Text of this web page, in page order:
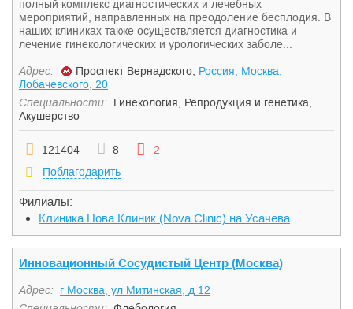
полный комплекс диагностических и лечебных
мероприятий, направленных на преодоление бесплодия. В
наших клиниках также осуществляется диагностика и
лечение гинекологических и урологических заболе...
Адрес: Проспект Вернадского, Россия, Москва,
Лобачевского, 20
Специальности:
Гинекология Репродукция и генетика
Акушерство
121404 8
2
Поблагодарить
Филиалы:
Клиника Нова Клиник (Nova Clinic) на Усачева
Инновационный Сосудистый Центр (Москва)
Адрес:
г Москва, ул Митинская, д 12